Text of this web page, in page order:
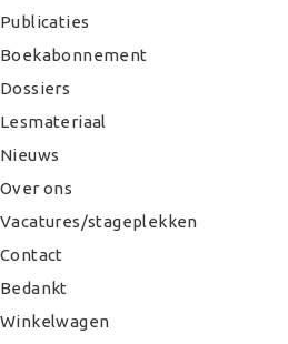
Publicaties
Boekabonnement
Dossiers
Lesmateriaal
Nieuws
Over ons
Vacatures/stageplekken
Contact
Bedankt
Winkelwagen